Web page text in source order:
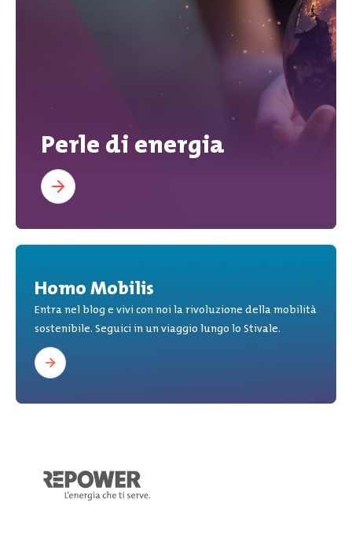
Perle di energia
Homo Mobilis
Entra nel blog e vivi con noi la rivoluzione della mobilità
sostenibile. Seguici in un viaggio lungo lo Stivale.